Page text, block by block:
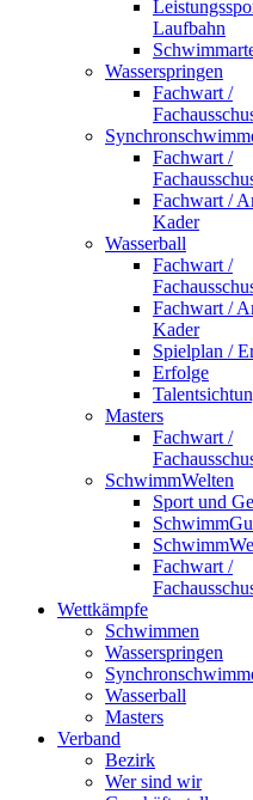
Laufbahn
Wasserspringen
Fachwart /
Fachwart /
Fachwart /
Kader
Wasserball
Fachwart /
Fachwart /
Kader
Spielplan /
Erfolge
Masters
Fachwart /
SchwimmWelten
Sport und
Fachwart /
Wettkämpfe
Schwimmen
Wasserspringen
Wasserball
Masters
Verband
Bezirk
Wer sind wir